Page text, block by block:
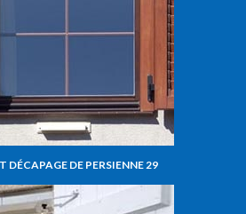
DÉCAPAGE DE PERSIENNE 29